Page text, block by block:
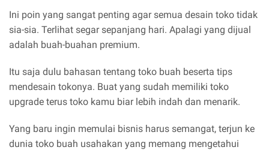
Ini poin yang sangat penting agar semua desain toko tidak
sia-sia. Terlihat segar sepanjang hari. Apalagi yang dijual
adalah buah-buahan premium.
Itu saja dulu bahasan tentang toko buah beserta tips
mendesain tokonya. Buat yang sudah memiliki toko
upgrade terus toko kamu biar lebih indah dan menarik.
Yang baru ingin memulai bisnis harus semangat, terjun ke
dunia toko buah usahakan yang memang mengetahui